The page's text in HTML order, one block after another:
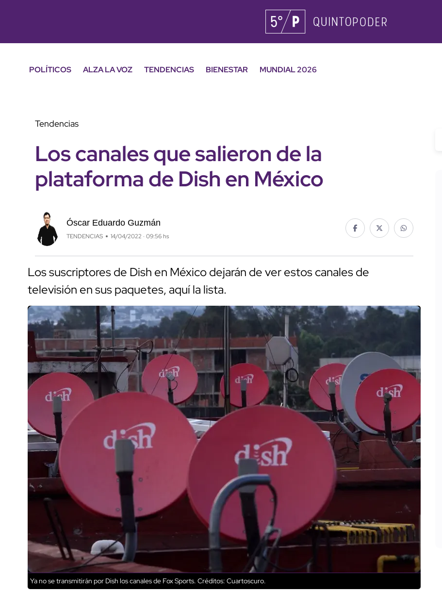
POLÍTICOS ALZA LA VOZ TENDENCIAS BIENESTAR
MUNDIAL 2026
Tendencias
Los canales que salieron de la
plataforma de Dish en México
Óscar Eduardo Guzmán
TENDENCIAS 14/04/2022 · 09:56 hs
Los suscriptores de Dish en México dejarán de ver estos canales de
televisión en sus paquetes, aquí la lista.
Ya no se transmitirán por Dish los canales de Fox Sports. Créditos: Cuartoscuro.